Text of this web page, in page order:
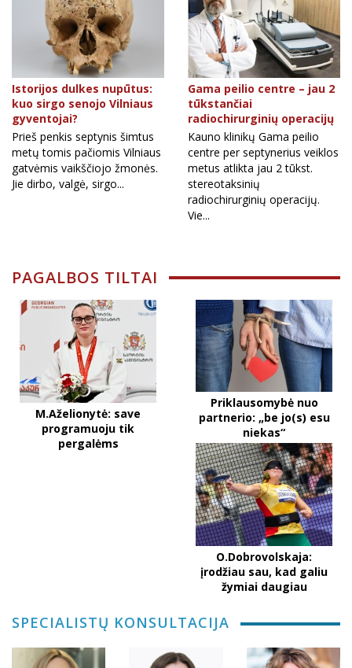
Istorijos dulkes nupūtus:
kuo sirgo senojo Vilniaus
gyventojai?
Prieš penkis septynis šimtus
metų tomis pačiomis Vilniaus
gatvėmis vaikščiojo žmonės.
Jie dirbo, valgė, sirgo...
Gama peilio centre – jau 2
tūkstančiai
radiochirurginių operacijų
Kauno klinikų Gama peilio
centre per septynerius veiklos
metus atlikta jau 2 tūkst.
stereotaksinių
radiochirurginių operacijų.
Vie...
PAGALBOS TILTAI
M.Aželionytė: save
programuoju tik
pergalėms
Priklausomybė nuo
partnerio: „be jo(s) esu
niekas“
O.Dobrovolskaja:
įrodžiau sau, kad galiu
žymiai daugiau
SPECIALISTŲ KONSULTACIJA